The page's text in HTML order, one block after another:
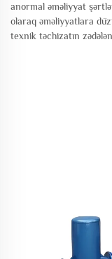
anormal əməliyyat
olaraq əməliyyatlara
texnik təchizatın